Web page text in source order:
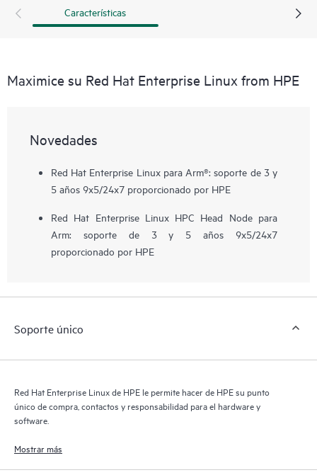
Características
Maximice su Red Hat Enterprise Linux from HPE
Novedades
Red Hat Enterprise Linux para Arm®: soporte de 3 y
5 años 9x5/24x7 proporcionado por HPE
Red Hat Enterprise Linux HPC Head Node para
Arm: soporte de 3 y 5 años 9x5/24x7
proporcionado por HPE
Soporte único
Red Hat Enterprise Linux de HPE le permite hacer de HPE su punto
único de compra, contactos y responsabilidad para el hardware y
software.
Mostrar más